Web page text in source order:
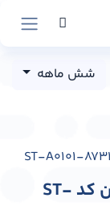
شش ماهه
استرابورد بزرگراه حکیم شهر تهران کد ST-